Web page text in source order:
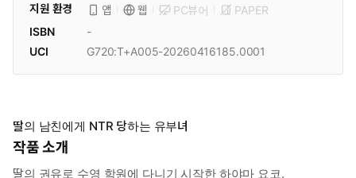
지원 환경
앱 웹 PC뷰어
PAPER
ISBN
-
UCI
G720:T+A005-20260416185.0001
딸의 남친에게 NTR 당하는 유부녀
작품 소개
딸의 권유로 수영 학원에 다니기 시작한 하야마 요코.